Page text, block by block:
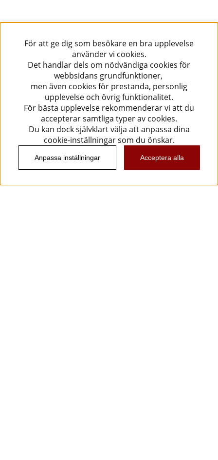
För att ge dig som besökare en bra upplevelse
använder vi cookies.
Det handlar dels om nödvändiga cookies för
webbsidans grundfunktioner,
men även cookies för prestanda, personlig
upplevelse och övrig funktionalitet.
För bästa upplevelse rekommenderar vi att du
accepterar samtliga typer av cookies.
Du kan dock självklart välja att anpassa dina
cookie-inställningar som du önskar.
Anpassa inställningar Acceptera alla